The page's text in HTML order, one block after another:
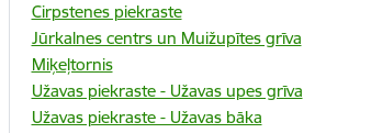
Cirpstenes piekraste
Jūrkalnes centrs un Muižupītes grīva
Miķeļtornis
Užavas piekraste - Užavas upes grīva
Užavas piekraste - Užavas bāka